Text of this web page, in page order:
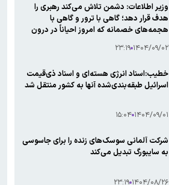
وزیر اطلاعات: دشمن تلاش می‌کند رهبری را
هدف قرار دهد؛ گاهی با ترور و گاهی با
هجمه‌های خصمانه‌ که امروز احیاناً در درون
۱۴۰۴/۰۹/۰۲ ۲۳:۱۹
خطیب:اسناد انرژی هسته‌ای و اسناد ذی‌قیمت
اسرائیل طبقه‌بندی‌شده آنها به کشور منتقل شد
۱۴۰۴/۰۹/۰۱ ۱۵:۰۴
شرکت آلمانی سوسک‌های زنده را برای جاسوسی
به سایبورگ تبدیل می‌کند
۱۴۰۴/۰۸/۲۶ ۲۳:۱۹